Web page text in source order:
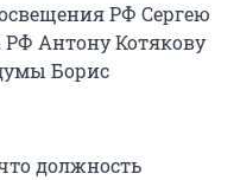
РФ Сергею
Антону Котякову
Борис
должность